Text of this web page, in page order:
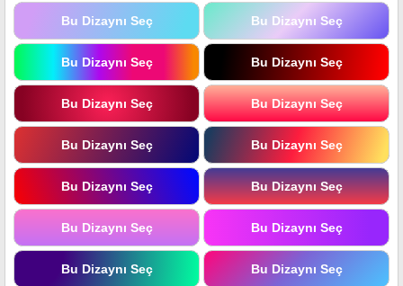
Bu Dizaynı Seç Bu Dizaynı Seç
Bu Dizaynı Seç Bu Dizaynı Seç
Bu Dizaynı Seç Bu Dizaynı Seç
Bu Dizaynı Seç Bu Dizaynı Seç
Bu Dizaynı Seç Bu Dizaynı Seç
Bu Dizaynı Seç Bu Dizaynı Seç
Bu Dizaynı Seç Bu Dizaynı Seç